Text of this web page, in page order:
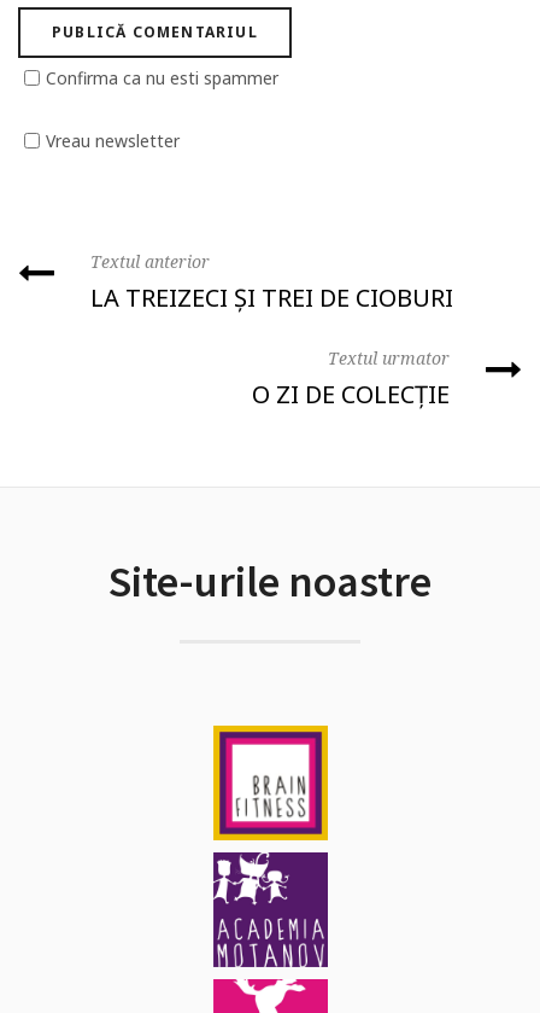
Confirma ca nu esti spammer
Vreau newsletter
Textul anterior
LA TREIZECI ȘI TREI DE CIOBURI
Textul urmator
O ZI DE COLECȚIE
Site-urile noastre